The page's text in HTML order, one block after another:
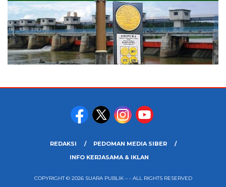
REDAKSI
PEDOMAN MEDIA SIBER
INFO KERJASAMA & IKLAN
COPYRIGHT © 2026 SUARA PUBLIK – - ALL RIGHTS RESERVED